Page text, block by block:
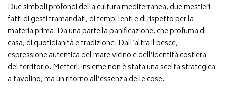
Due simboli profondi della cultura mediterranea, due mestieri
fatti di gesti tramandati, di tempi lenti e di rispetto per la
materia prima. Da una parte la panificazione, che profuma di
casa, di quotidianità e tradizione. Dall’altra il pesce,
espressione autentica del mare vicino e dell’identità costiera
del territorio. Metterli insieme non è stata una scelta strategica
a tavolino, ma un ritorno all’essenza delle cose.